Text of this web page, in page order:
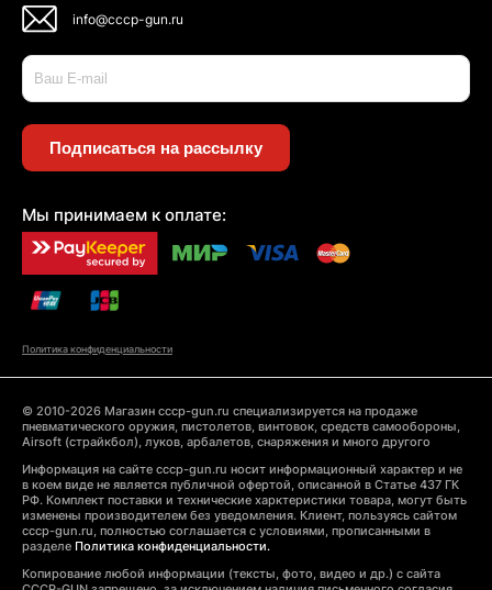
info@cccp-gun.ru
Подписаться на рассылку
Мы принимаем к оплате:
Политика конфиденциальности
© 2010-2026 Магазин cccp-gun.ru специализируется на продаже
пневматического оружия, пистолетов, винтовок, средств самообороны,
Airsoft (страйкбол), луков, арбалетов, снаряжения и много другого
Информация на сайте cccp-gun.ru носит информационный характер и не
в коем виде не является публичной офертой, описанной в Статье 437 ГК
РФ. Комплект поставки и технические харктеристики товара, могут быть
изменены производителем без уведомления. Клиент, пользуясь сайтом
cccp-gun.ru, полностью соглашается с условиями, прописанными в
разделе Политика конфиденциальности.
Копирование любой информации (тексты, фото, видео и др.) с сайта